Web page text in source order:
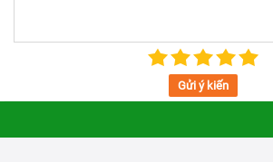
Vòi lấy nước ionx sáng bóng,
an toàn cho nguồn nước đầu ra
Gửi ý kiến